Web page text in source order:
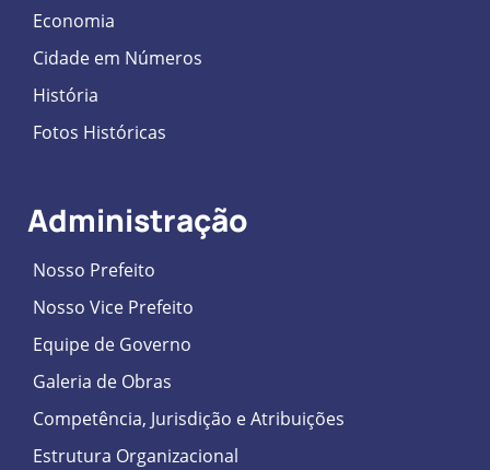
Economia
Cidade em Números
História
Fotos Históricas
Administração
Nosso Prefeito
Nosso Vice Prefeito
Equipe de Governo
Galeria de Obras
Competência, Jurisdição e Atribuições
Estrutura Organizacional